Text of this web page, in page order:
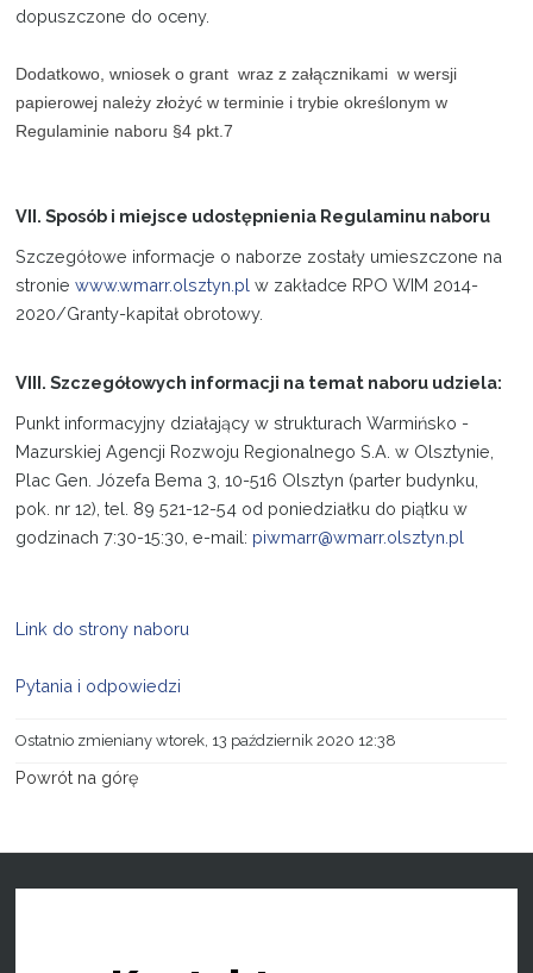
dopuszczone do oceny.
Dodatkowo, wniosek o grant wraz z załącznikami w wersji
papierowej należy złożyć w terminie i trybie określonym w
Regulaminie naboru §4 pkt.7
VII. Sposób i miejsce udostępnienia Regulaminu naboru
Szczegółowe informacje o naborze zostały umieszczone na
stronie www.wmarr.olsztyn.pl w zakładce RPO WIM 2014-
2020/Granty-kapitał obrotowy.
VIII. Szczegółowych informacji na temat naboru udziela:
Punkt informacyjny działający w strukturach Warmińsko -
Mazurskiej Agencji Rozwoju Regionalnego S.A. w Olsztynie,
Plac Gen. Józefa Bema 3, 10-516 Olsztyn (parter budynku,
pok. nr 12), tel. 89 521-12-54 od poniedziałku do piątku w
godzinach 7:30-15:30, e-mail: piwmarr@wmarr.olsztyn.pl
Link do strony naboru
Pytania i odpowiedzi
Ostatnio zmieniany wtorek, 13 październik 2020 12:38
Powrót na górę